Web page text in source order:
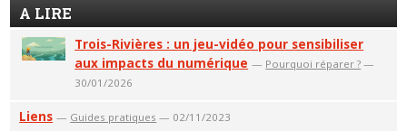
A LIRE
Trois-Rivières : un jeu-vidéo pour sensibiliser
aux impacts du numérique — Pourquoi réparer ? —
30/01/2026
Liens — Guides pratiques — 02/11/2023